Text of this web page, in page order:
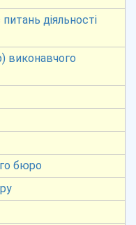
діяльності
виконавчого
бюро